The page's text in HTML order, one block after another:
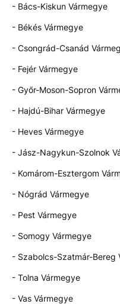
- Bács-Kiskun Vármegye
- Békés Vármegye
- Csongrád-Csanád
- Fejér Vármegye
- Győr-Moson-Sopron
- Hajdú-Bihar Vármegye
- Heves Vármegye
- Jász-Nagykun-Szolnok
- Komárom-Esztergom
- Nógrád Vármegye
- Pest Vármegye
- Somogy Vármegye
- Szabolcs-Szatmár-Bereg
- Tolna Vármegye
- Vas Vármegye